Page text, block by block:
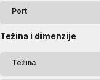
Port
Težina i dimenzije
Težina